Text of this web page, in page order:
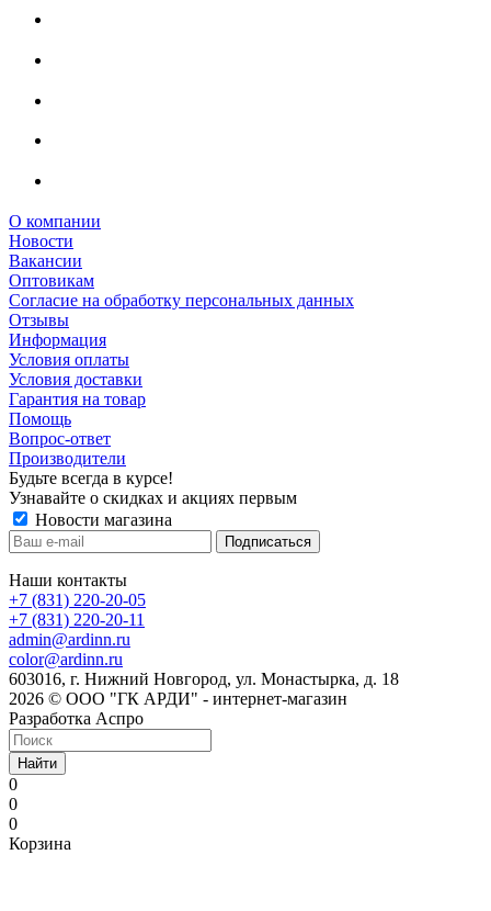
О компании
Новости
Вакансии
Оптовикам
Cогласие на обработку персональных данных
Отзывы
Информация
Условия оплаты
Условия доставки
Гарантия на товар
Помощь
Вопрос-ответ
Производители
Будьте всегда в курсе!
Узнавайте о скидках и акциях первым
Новости магазина
Наши контакты
+7 (831) 220-20-05
+7 (831) 220-20-11
admin@ardinn.ru
color@ardinn.ru
603016, г. Нижний Новгород, ул. Монастырка, д. 18
2026 © ООО "ГК АРДИ" - интернет-магазин
Разработка Аспро
Найти
0
0
0
Корзина